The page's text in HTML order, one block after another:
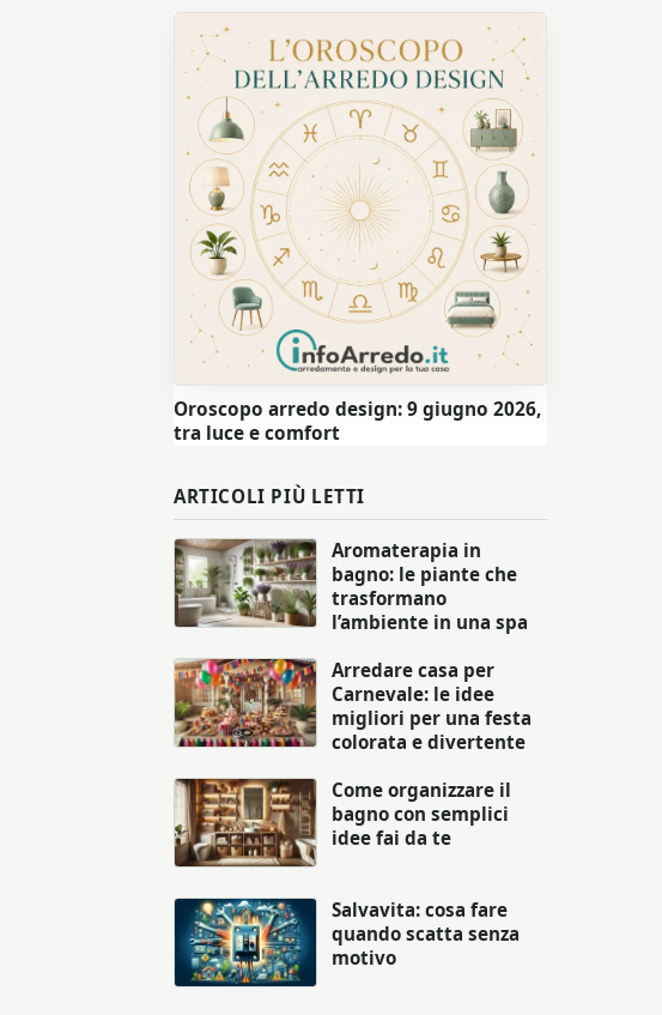
Oroscopo arredo design: 9 giugno 2026,
tra luce e comfort
ARTICOLI PIÙ LETTI
Aromaterapia in
bagno: le piante che
trasformano
l’ambiente in una spa
Arredare casa per
Carnevale: le idee
migliori per una festa
colorata e divertente
Come organizzare il
bagno con semplici
idee fai da te
Salvavita: cosa fare
quando scatta senza
motivo